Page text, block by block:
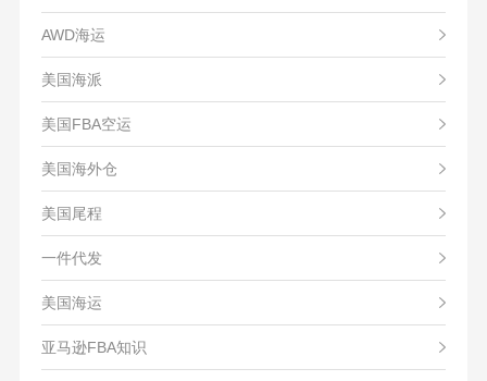
AWD海运
美国海派
美国FBA空运
美国海外仓
美国尾程
一件代发
美国海运
亚马逊FBA知识